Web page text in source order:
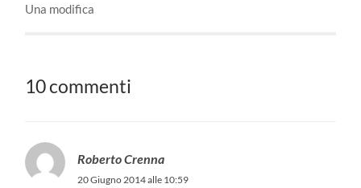
Una modifica
10 commenti
Roberto Crenna
20 Giugno 2014 alle 10:59